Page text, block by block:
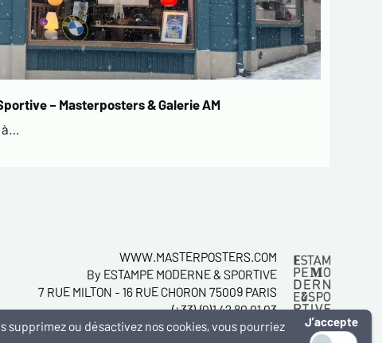
– Masterposters & Galerie AM
à…
WWW.MASTERPOSTERS.COM
By ESTAMPE MODERNE & SPORTIVE
7 RUE MILTON - 16 RUE CHORON 75009 PARIS
(+33) (0)1 42 80 01 03
J’accepte
supprimez ou désactivez nos cookies, vous pourriez